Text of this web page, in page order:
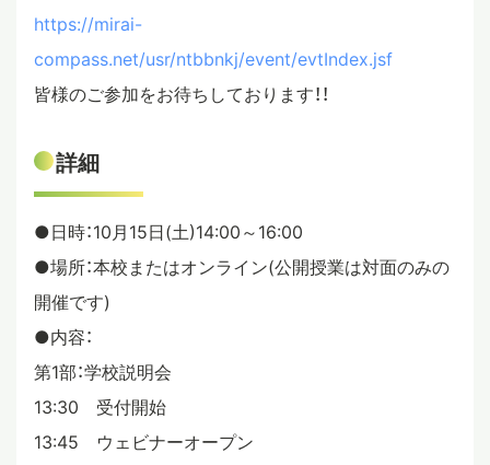
https://mirai-
compass.net/usr/ntbbnkj/event/evtIndex.jsf
皆様のご参加をお待ちしております！！
詳細
●日時：10月15日(土)14:00～16:00
●場所：本校またはオンライン(公開授業は対面のみの
開催です)
●内容：
第1部：学校説明会
13:30 受付開始
13:45 ウェビナーオープン